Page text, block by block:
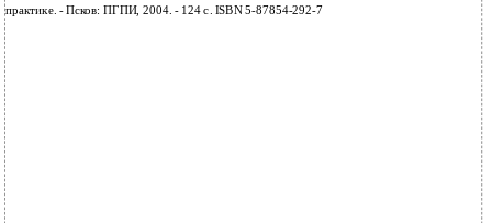
практике. - Псков: ПГПИ, 2004. - 124 с. ISBN 5-87854-292-7